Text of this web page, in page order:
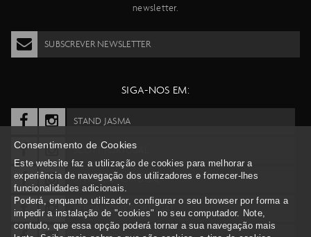
newsletter.
SUBSCREVER NEWSLETTER
SIGA-NOS EM:
STAND JASMA
SCOTT PORTUGAL
SYNCROS PORTUGAL
BERGAMONT PORTUGAL
Consentimento de Cookies
Este website faz a utilização de cookies para melhorar a
experiência de navegação dos utilizadores e fornecer-lhes
funcionalidades adicionais.
Poderá, enquanto utilizador, configurar o seu browser por forma a
impedir a instalação de "cookies" no seu computador. Note,
contudo, que essa opção poderá tornar a sua navegação mais